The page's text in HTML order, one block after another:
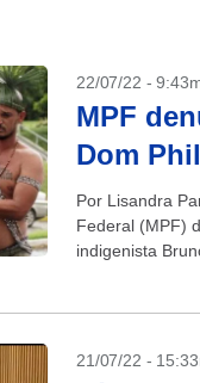
22/07/22 -
MPF
Dom
Por Lisandra
Federal (MPF)
indigenista
21/07/22 -